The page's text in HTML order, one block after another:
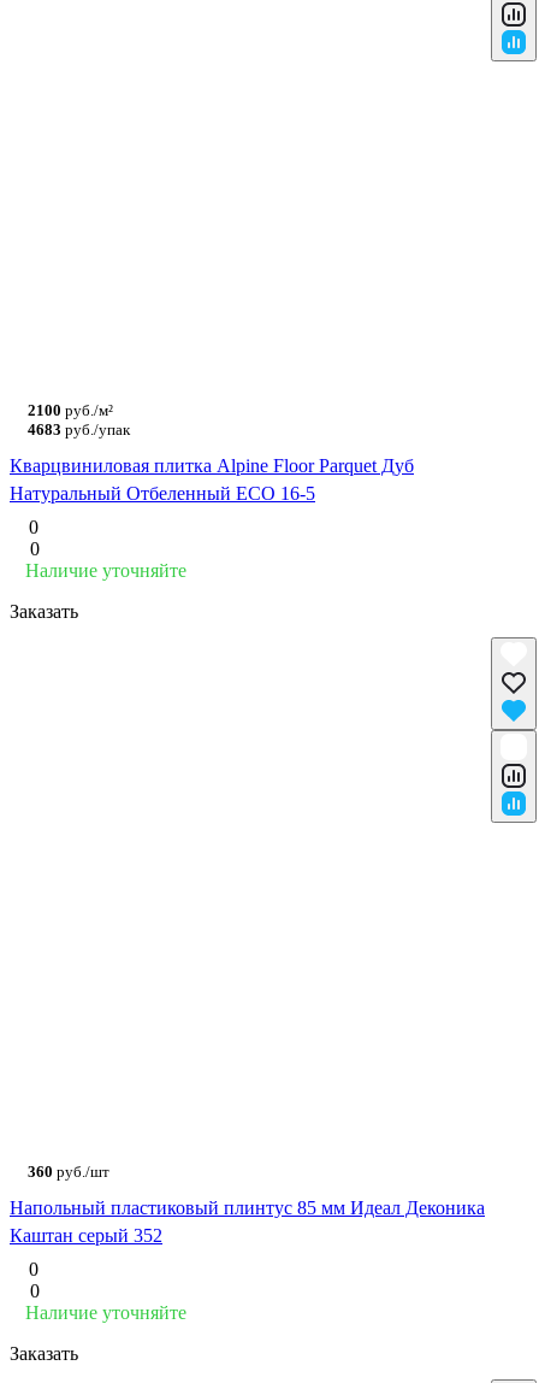
2100 руб./м²
4683 руб./упак
Кварцвиниловая плитка Alpine Floor Parquet Дуб
Натуральный Отбеленный ECO 16-5
0
0
Наличие уточняйте
Заказать
360 руб./шт
Напольный пластиковый плинтус 85 мм Идеал Деконика
Каштан серый 352
0
0
Наличие уточняйте
Заказать